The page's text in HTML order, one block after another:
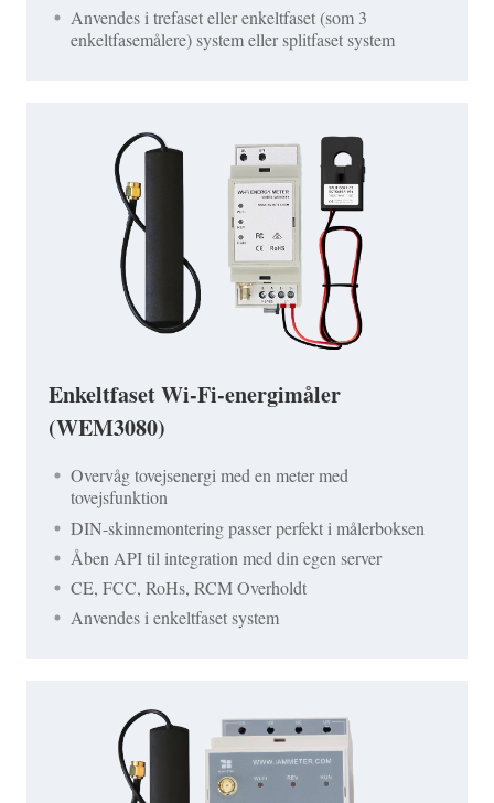
Anvendes i trefaset eller enkeltfaset (som 3
enkeltfasemålere) system eller splitfaset system
Enkeltfaset Wi-Fi-energimåler
(WEM3080)
Overvåg tovejsenergi med en meter med
tovejsfunktion
DIN-skinnemontering passer perfekt i målerboksen
Åben API til integration med din egen server
CE, FCC, RoHs, RCM Overholdt
Anvendes i enkeltfaset system